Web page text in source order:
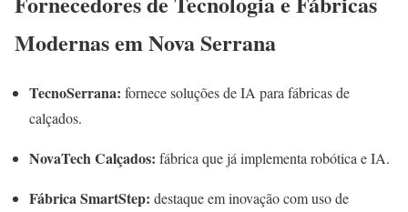
Modernas em Nova Serrana
TecnoSerrana: fornece soluções de IA para fábricas de
calçados.
NovaTech Calçados: fábrica que já implementa robótica e IA.
Fábrica SmartStep: destaque em inovação com uso de